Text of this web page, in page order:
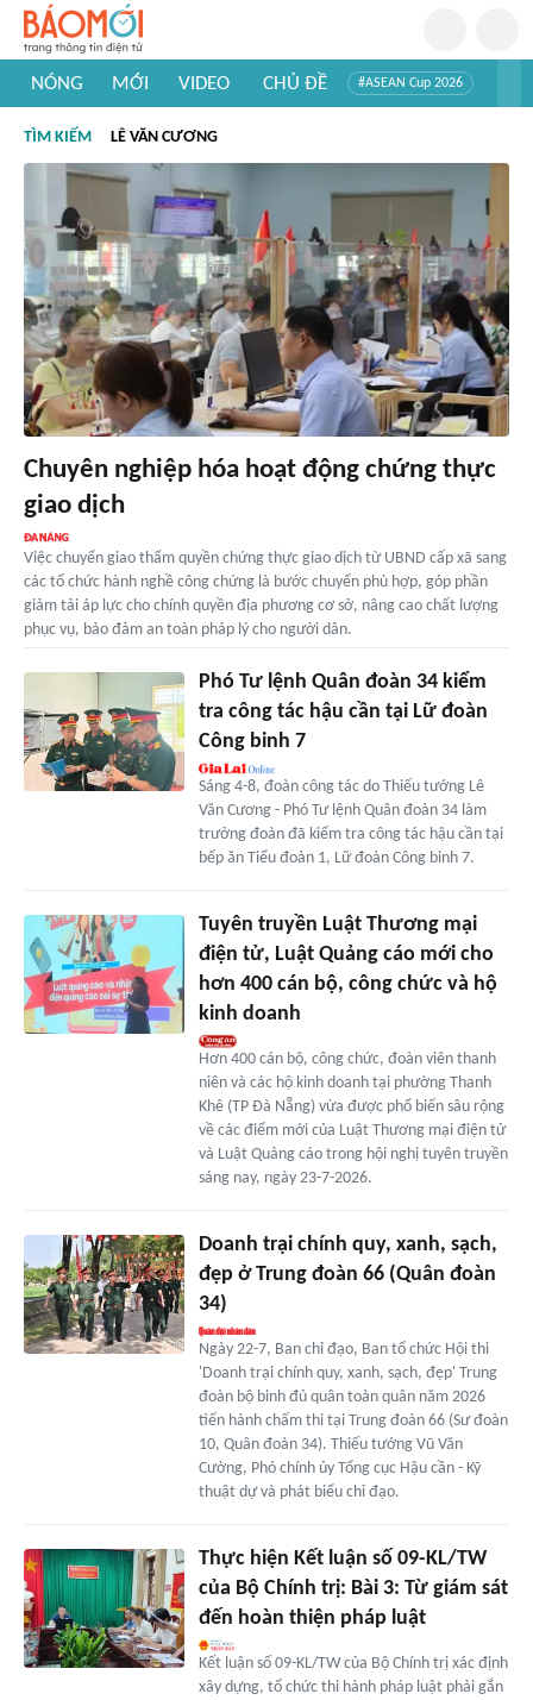
NÓNG MỚI VIDEO CHỦ ĐỀ #ASEAN Cup 2026
#Khám phá thế giới
TÌM KIẾM LÊ VĂN CƯƠNG
Chuyên nghiệp hóa hoạt động chứng thực
giao dịch
Việc chuyển giao thẩm quyền chứng thực giao dịch từ UBND cấp xã sang
các tổ chức hành nghề công chứng là bước chuyển phù hợp, góp phần
giảm tải áp lực cho chính quyền địa phương cơ sở, nâng cao chất lượng
phục vụ, bảo đảm an toàn pháp lý cho người dân.
Phó Tư lệnh Quân đoàn 34 kiểm
tra công tác hậu cần tại Lữ đoàn
Công binh 7
Sáng 4-8, đoàn công tác do Thiếu tướng Lê
Văn Cương - Phó Tư lệnh Quân đoàn 34 làm
trưởng đoàn đã kiểm tra công tác hậu cần tại
bếp ăn Tiểu đoàn 1, Lữ đoàn Công binh 7.
Tuyên truyền Luật Thương mại
điện tử, Luật Quảng cáo mới cho
hơn 400 cán bộ, công chức và hộ
kinh doanh
Hơn 400 cán bộ, công chức, đoàn viên thanh
niên và các hộ kinh doanh tại phường Thanh
Khê (TP Đà Nẵng) vừa được phổ biến sâu rộng
về các điểm mới của Luật Thương mại điện tử
và Luật Quảng cáo trong hội nghị tuyên truyền
sáng nay, ngày 23-7-2026.
Doanh trại chính quy, xanh, sạch,
đẹp ở Trung đoàn 66 (Quân đoàn
34)
Ngày 22-7, Ban chỉ đạo, Ban tổ chức Hội thi
'Doanh trại chính quy, xanh, sạch, đẹp' Trung
đoàn bộ binh đủ quân toàn quân năm 2026
tiến hành chấm thi tại Trung đoàn 66 (Sư đoàn
10, Quân đoàn 34). Thiếu tướng Vũ Văn
Cường, Phó chính ủy Tổng cục Hậu cần - Kỹ
thuật dự và phát biểu chỉ đạo.
Thực hiện Kết luận số 09-KL/TW
của Bộ Chính trị: Bài 3: Từ giám sát
đến hoàn thiện pháp luật
Kết luận số 09-KL/TW của Bộ Chính trị xác định
xây dựng, tổ chức thi hành pháp luật phải gắn